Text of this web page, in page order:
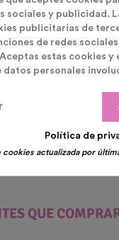
Temporales De
QUE
sociales y publicidad.
publicitarias de
de redes sociales
estas cookies y
datos personales
Política de
cookies actualizada por